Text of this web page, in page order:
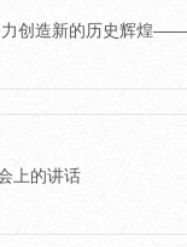
创造新的历史辉煌
上的讲话